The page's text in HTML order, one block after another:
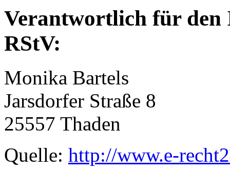
Verantwortlich für den
RStV:
Monika Bartels
Jarsdorfer Straße 8
25557 Thaden
Quelle: http://www.e-